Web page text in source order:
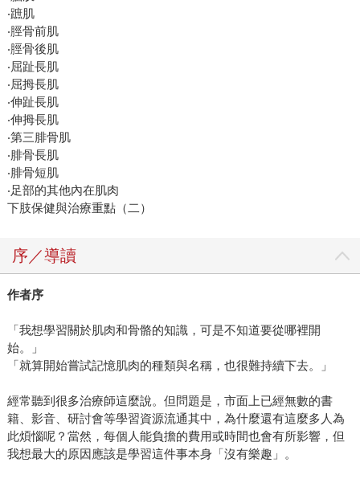
‧蹠肌
‧脛骨前肌
‧脛骨後肌
‧屈趾長肌
‧屈拇長肌
‧伸趾長肌
‧伸拇長肌
‧第三腓骨肌
‧腓骨長肌
‧腓骨短肌
‧足部的其他內在肌肉
下肢保健與治療重點（二）
序／導讀
作者序
「我想學習關於肌肉和骨骼的知識，可是不知道要從哪裡開
始。」
「就算開始嘗試記憶肌肉的種類與名稱，也很難持續下去。」
經常聽到很多治療師這麼說。但問題是，市面上已經無數的書
籍、影音、研討會等學習資源流通其中，為什麼還有這麼多人為
此煩惱呢？當然，每個人能負擔的費用或時間也會有所影響，但
我想最大的原因應該是學習這件事本身「沒有樂趣」。